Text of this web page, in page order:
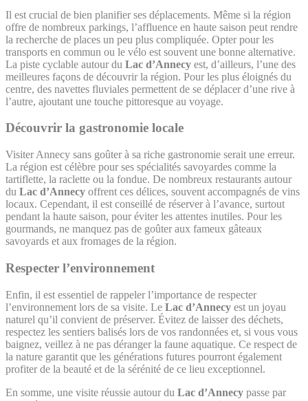
Il est crucial de bien planifier ses déplacements. Même si la région
offre de nombreux parkings, l’affluence en haute saison peut rendre
la recherche de places un peu plus compliquée. Opter pour les
transports en commun ou le vélo est souvent une bonne alternative.
La piste cyclable autour du Lac d’Annecy est, d’ailleurs, l’une des
meilleures façons de découvrir la région. Pour les plus éloignés du
centre, des navettes fluviales permettent de se déplacer d’une rive à
l’autre, ajoutant une touche pittoresque au voyage.
Découvrir la gastronomie locale
Visiter Annecy sans goûter à sa riche gastronomie serait une erreur.
La région est célèbre pour ses spécialités savoyardes comme la
tartiflette, la raclette ou la fondue. De nombreux restaurants autour
du Lac d’Annecy offrent ces délices, souvent accompagnés de vins
locaux. Cependant, il est conseillé de réserver à l’avance, surtout
pendant la haute saison, pour éviter les attentes inutiles. Pour les
gourmands, ne manquez pas de goûter aux fameux gâteaux
savoyards et aux fromages de la région.
Respecter l’environnement
Enfin, il est essentiel de rappeler l’importance de respecter
l’environnement lors de sa visite. Le Lac d’Annecy est un joyau
naturel qu’il convient de préserver. Évitez de laisser des déchets,
respectez les sentiers balisés lors de vos randonnées et, si vous vous
baignez, veillez à ne pas déranger la faune aquatique. Ce respect de
la nature garantit que les générations futures pourront également
profiter de la beauté et de la sérénité de ce lieu exceptionnel.
En somme, une visite réussie autour du Lac d’Annecy passe par